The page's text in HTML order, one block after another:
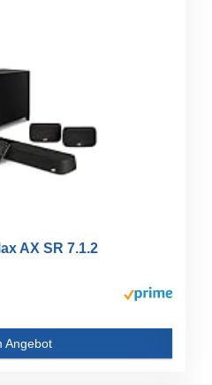
AX SR 7.1.2
Angebot